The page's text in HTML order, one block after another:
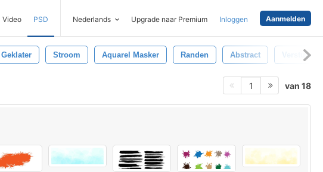
Video PSD Nederlands Upgrade naar Premium Inloggen Aanmelden
Geklater Stroom Aquarel Masker Randen Abstract Verstuiven
1 van 18